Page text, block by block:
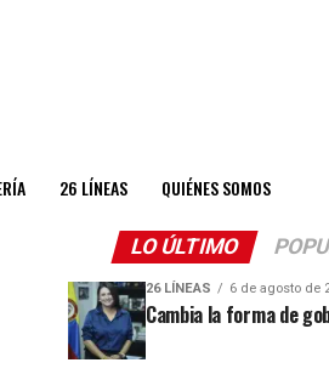
26 LÍNEAS QUIÉNES SOMOS
LO ÚLTIMO
26 LÍNEAS 6 de agosto de
Cambia la forma de